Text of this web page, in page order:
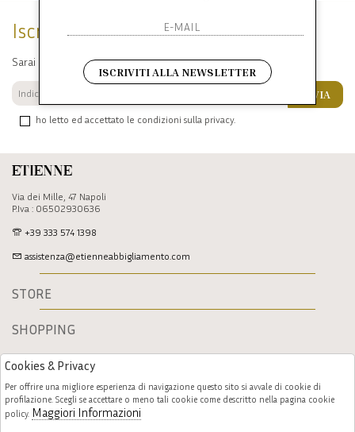
Etienne
Via dei Mille, 47 Napoli
P.Iva : 06502930636
+39 333 574 1398
assistenza@etienneabbigliamento.com
STORE
SHOPPING
Iscriviti alla newsletter
Sarai sempre aggiornato su offerte e promozioni.
ho letto ed accettato le condizioni sulla privacy.
INVIA
ISCRIVITI ALLA NEWSLETTER
Cookies & Privacy
Per offrire una migliore esperienza di navigazione questo sito si avvale di cookie di
profilazione. Scegli se accettare o meno tali cookie come descritto nella pagina cookie
policy. Maggiori Informazioni